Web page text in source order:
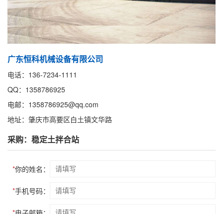
广东恒科机械设备有限公司
电话：136-7234-1111
QQ：1358786925
电邮：1358786925@qq.com
地址：肇庆市高要区白土镇文华路
采购：稳定土拌合站
*你的姓名：
*手机号码：